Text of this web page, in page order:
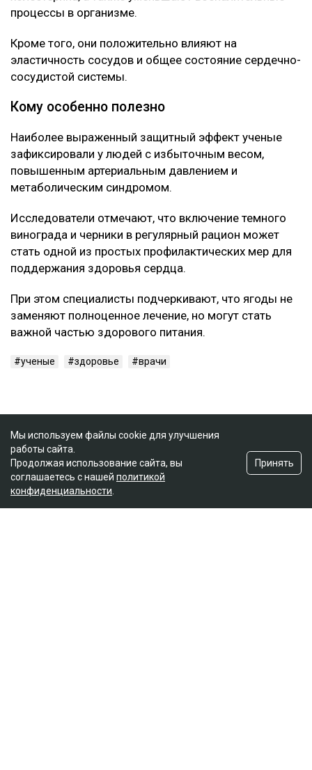
процессы в организме.
Кроме того, они положительно влияют на
эластичность сосудов и общее состояние сердечно-
сосудистой системы.
Кому особенно полезно
Наиболее выраженный защитный эффект ученые
зафиксировали у людей с избыточным весом,
повышенным артериальным давлением и
метаболическим синдромом.
Исследователи отмечают, что включение темного
винограда и черники в регулярный рацион может
стать одной из простых профилактических мер для
поддержания здоровья сердца.
При этом специалисты подчеркивают, что ягоды не
заменяют полноценное лечение, но могут стать
важной частью здорового питания.
ученые здоровье врачи
Мы используем файлы cookie для улучшения
работы сайта.
Продолжая использование сайта, вы
соглашаетесь с нашей политикой
конфиденциальности
Принять